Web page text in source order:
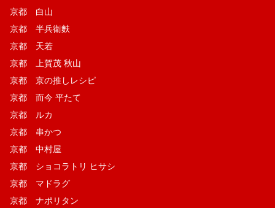
京都 白山
京都 半兵衛麩
京都 天若
京都 上賀茂 秋山
京都 京の推しレシピ
京都 而今 平たて
京都 ルカ
京都 串かつ
京都 中村屋
京都 ショコラトリ ヒサシ
京都 マドラグ
京都 ナポリタン